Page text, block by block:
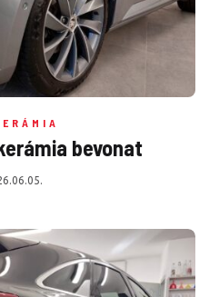
bevonat